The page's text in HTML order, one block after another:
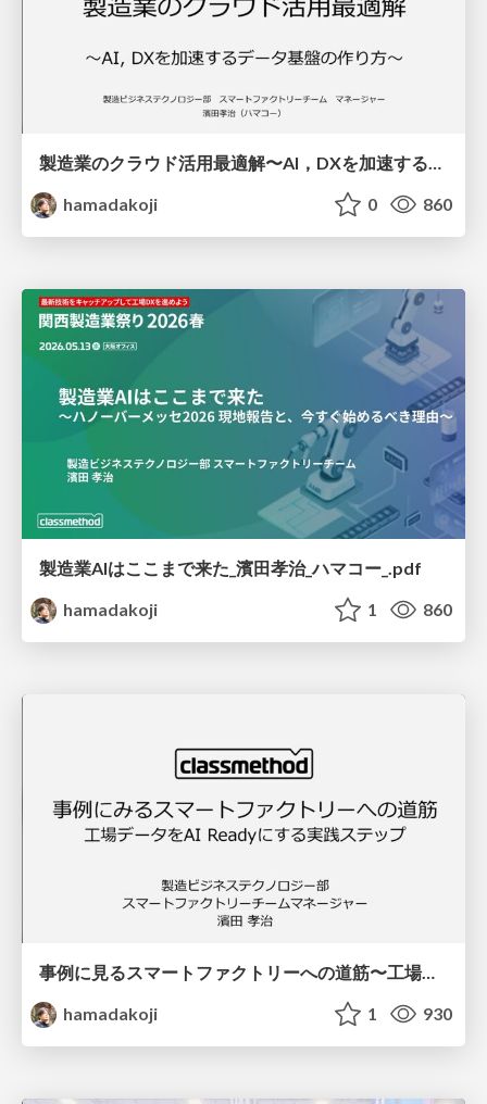
製造業のクラウド活用最適解〜AI，DXを加速するデータ基盤の作り方〜
hamadakoji
0 860
製造業AIはここまで来た_濱田孝治_ハマコー_.pdf
hamadakoji
1 860
事例に見るスマートファクトリーへの道筋〜工場データをAI Readyにする実践ステップ〜
hamadakoji
1 930